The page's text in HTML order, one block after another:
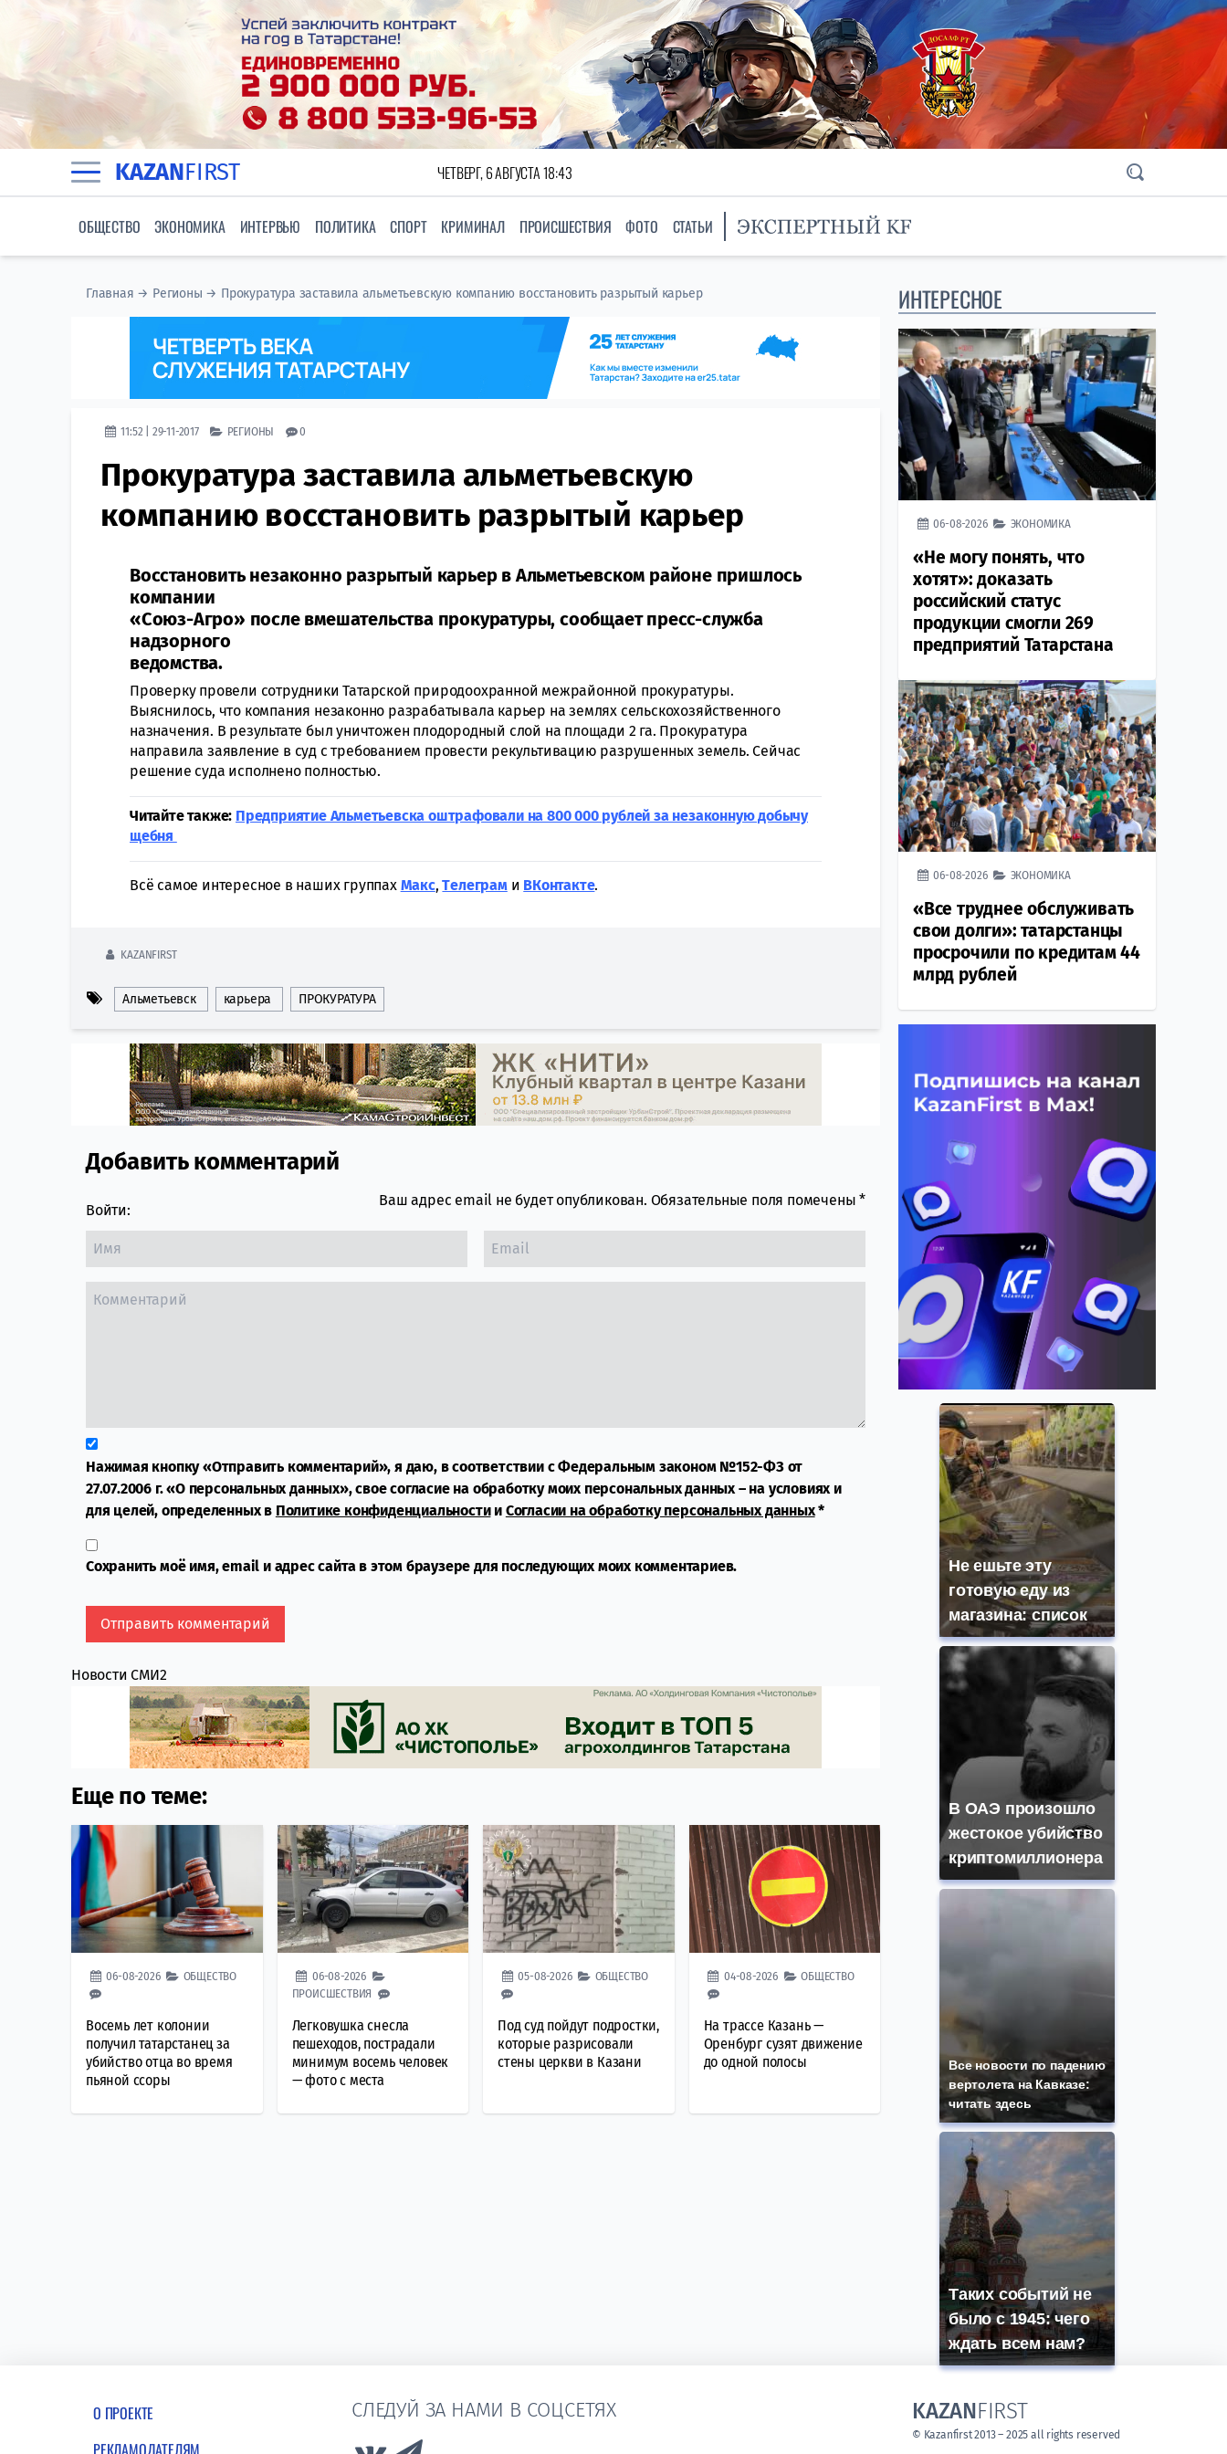
KAZANFIRST ЧЕТВЕРГ, 6 АВГУСТА 18:43
ОБЩЕСТВО ЭКОНОМИКА ИНТЕРВЬЮ ПОЛИТИКА СПОРТ КРИМИНАЛ ПРОИСШЕСТВИЯ ФОТО СТАТЬИ
Главная → Регионы → Прокуратура заставила альметьевскую компанию восстановить разрытый карьер
11:52 | 29-11-2017 РЕГИОНЫ 0
Прокуратура заставила альметьевскую
компанию восстановить разрытый карьер
Восстановить незаконно разрытый карьер в Альметьевском районе пришлось
компании
«Союз-Агро» после вмешательства прокуратуры, сообщает пресс-служба
надзорного
ведомства.
Проверку провели сотрудники Татарской природоохранной межрайонной прокуратуры.
Выяснилось, что компания незаконно разрабатывала карьер на землях сельскохозяйственного
назначения. В результате был уничтожен плодородный слой на площади 2 га. Прокуратура
направила заявление в суд с требованием провести рекультивацию разрушенных земель. Сейчас
решение суда исполнено полностью.
Читайте также: Предприятие Альметьевска оштрафовали на 800 000 рублей за незаконную добычу
щебня
Всё самое интересное в наших группах Макс,Tелеграми ВКонтакте.
KAZANFIRST
Альметьевск карьера ПРОКУРАТУРА
Comment section
Добавить комментарий
Войти:
Ваш адрес email не будет опубликован. Обязательные поля помечены*
Нажимая кнопку «Отправить комментарий», я даю, в соответствии с Федеральным законом №152-ФЗ от
27.07.2006 г. «О персональных данных», свое согласие на обработку моих персональных данных – на условиях и
для целей, определенных в Политике конфиденциальностии Согласии на обработку персональных данных*
Сохранить моё имя, email и адрес сайта в этом браузере для последующих моих комментариев.
Новости СМИ2
Еще по теме:
06-08-2026 ОБЩЕСТВО
Восемь лет колонии
получил татарстанец за
убийство отца во время
пьяной ссоры
06-08-2026
ПРОИСШЕСТВИЯ
Легковушка снесла
пешеходов, пострадали
минимум восемь человек
— фото с места
05-08-2026 ОБЩЕСТВО
Под суд пойдут подростки,
которые разрисовали
стены церкви в Казани
04-08-2026 ОБЩЕСТВО
На трассе Казань —
Оренбург сузят движение
до одной полосы
ИНТЕРЕСНОЕ
06-08-2026 ЭКОНОМИКА
«Не могу понять, что
хотят»: доказать
российский статус
продукции смогли 269
предприятий Татарстана
06-08-2026 ЭКОНОМИКА
«Все труднее обслуживать
свои долги»: татарстанцы
просрочили по кредитам 44
млрд рублей
Не ешьте эту
готовую еду из
магазина: список
В ОАЭ произошло
жестокое убийство
криптомиллионера
Все новости по падению
вертолета на Кавказе:
читать здесь
Таких событий не
было с 1945: чего
ждать всем нам?
О ПРОЕКТЕ
РЕКЛАМОДАТЕЛЯМ
СЛЕДУЙ ЗА НАМИ В СОЦСЕТЯХ
Link to Vk
KAZANFIRST
© Kazanfirst 2013 – 2025 all rights reserved